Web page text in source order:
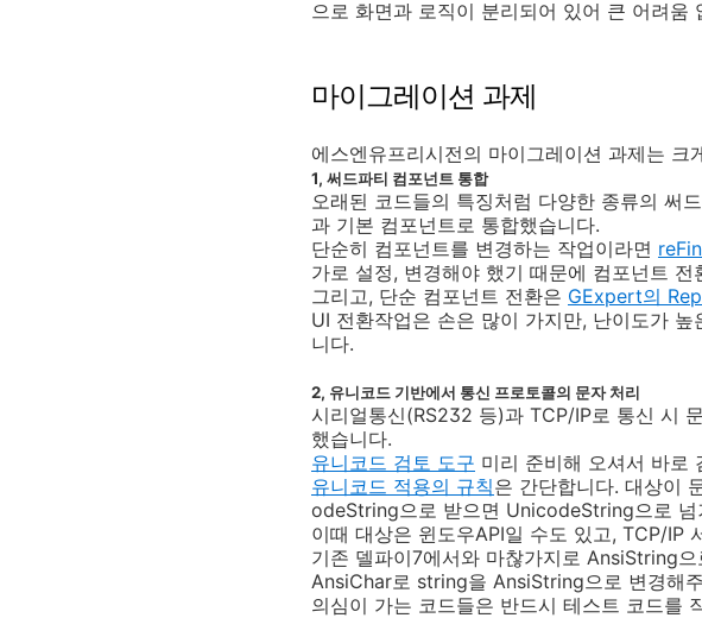
으로 화면과 로직이 분리되어 있어 큰 어려움
마이그레이션 과제
에스엔유프리시전의 마이그레이션 과제는
1, 써드파티 컴포넌트 통합
오래된 코드들의 특징처럼 다양한 종류의 써
과 기본 컴포넌트로 통합했습니다.
단순히 컴포넌트를 변경하는 작업이라면
가로 설정, 변경해야 했기 때문에 컴포넌트
그리고, 단순 컴포넌트 전환은 GExpert의
UI 전환작업은 손은 많이 가지만, 난이도가
니다.
2, 유니코드 기반에서 통신 프로토콜의 문자 처리
시리얼통신(RS232 등)과 TCP/IP로 통신 시
했습니다.
유니코드 검토 도구 미리 준비해 오셔서 바로
유니코드 적용의 규칙은 간단합니다. 대상이
odeString으로 받으면 UnicodeString으로 넘
이때 대상은 윈도우API일 수도 있고, TCP/IP
기존 델파이7에서와 마찮가지로 AnsiString
AnsiChar로 string을 AnsiString으로 변경해
의심이 가는 코드들은 반드시 테스트 코드를